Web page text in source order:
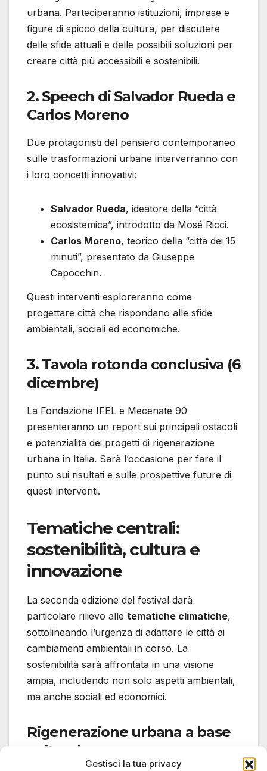
Gestisci la tua privacy
urbana. Parteciperanno istituzioni, imprese e
figure di spicco della cultura, per discutere
delle sfide attuali e delle possibili soluzioni per
creare città più accessibili e sostenibili.
2. Speech di Salvador Rueda e
Carlos Moreno
Due protagonisti del pensiero contemporaneo
sulle trasformazioni urbane interverranno con
i loro concetti innovativi:
Salvador Rueda, ideatore della “città
ecosistemica”, introdotto da Mosé Ricci.
Carlos Moreno, teorico della “città dei 15
minuti”, presentato da Giuseppe
Capocchin.
Questi interventi esploreranno come
progettare città che rispondano alle sfide
ambientali, sociali ed economiche.
3. Tavola rotonda conclusiva (6
dicembre)
La Fondazione IFEL e Mecenate 90
presenteranno un report sui principali ostacoli
e potenzialità dei progetti di rigenerazione
urbana in Italia. Sarà l’occasione per fare il
punto sui risultati e sulle prospettive future di
questi interventi.
Tematiche centrali:
sostenibilità, cultura e
innovazione
La seconda edizione del festival darà
particolare rilievo alle tematiche climatiche,
sottolineando l’urgenza di adattare le città ai
cambiamenti ambientali in corso. La
sostenibilità sarà affrontata in una visione
ampia, includendo non solo aspetti ambientali,
ma anche sociali ed economici.
Rigenerazione urbana a base
culturale